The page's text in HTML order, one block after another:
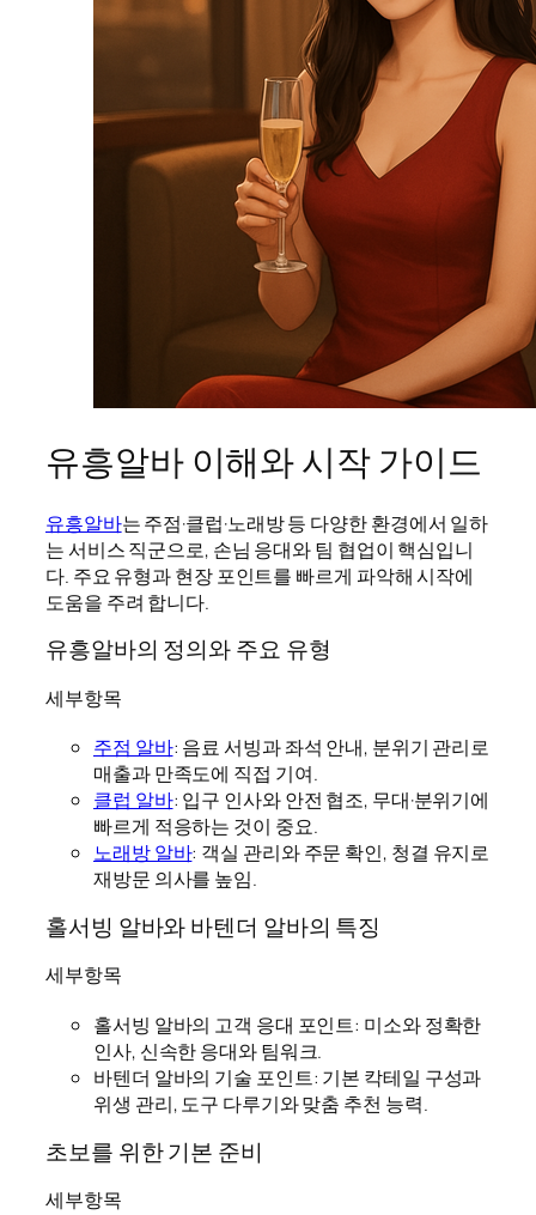
유흥알바 이해와 시작 가이드
유흥알바는 주점·클럽·노래방 등 다양한 환경에서 일하
는 서비스 직군으로, 손님 응대와 팀 협업이 핵심입니
다. 주요 유형과 현장 포인트를 빠르게 파악해 시작에
도움을 주려 합니다.
유흥알바의 정의와 주요 유형
세부항목
주점 알바: 음료 서빙과 좌석 안내, 분위기 관리로
매출과 만족도에 직접 기여.
클럽 알바: 입구 인사와 안전 협조, 무대·분위기에
빠르게 적응하는 것이 중요.
노래방 알바: 객실 관리와 주문 확인, 청결 유지로
재방문 의사를 높임.
홀서빙 알바와 바텐더 알바의 특징
세부항목
홀서빙 알바의 고객 응대 포인트: 미소와 정확한
인사, 신속한 응대와 팀워크.
바텐더 알바의 기술 포인트: 기본 칵테일 구성과
위생 관리, 도구 다루기와 맞춤 추천 능력.
초보를 위한 기본 준비
세부항목